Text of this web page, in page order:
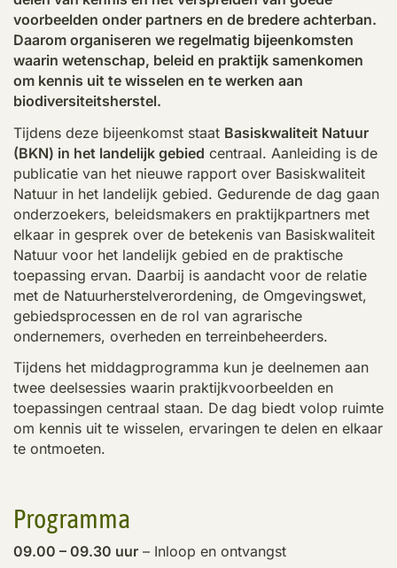
voorbeelden onder partners en de bredere achterban.
Daarom organiseren we regelmatig bijeenkomsten
waarin wetenschap, beleid en praktijk samenkomen
om kennis uit te wisselen en te werken aan
biodiversiteitsherstel.
Tijdens deze bijeenkomst staat Basiskwaliteit Natuur
(BKN) in het landelijk gebied centraal. Aanleiding is de
publicatie van het nieuwe rapport over Basiskwaliteit
Natuur in het landelijk gebied. Gedurende de dag gaan
onderzoekers, beleidsmakers en praktijkpartners met
elkaar in gesprek over de betekenis van Basiskwaliteit
Natuur voor het landelijk gebied en de praktische
toepassing ervan. Daarbij is aandacht voor de relatie
met de Natuurherstelverordening, de Omgevingswet,
gebiedsprocessen en de rol van agrarische
ondernemers, overheden en terreinbeheerders.
Tijdens het middagprogramma kun je deelnemen aan
twee deelsessies waarin praktijkvoorbeelden en
toepassingen centraal staan. De dag biedt volop ruimte
om kennis uit te wisselen, ervaringen te delen en elkaar
te ontmoeten.
Programma
09.00 – 09.30 uur – Inloop en ontvangst